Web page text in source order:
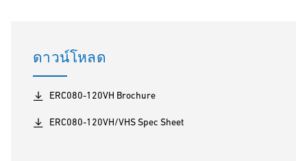
ดาวน์โหลด
ERC080-120VH Brochure
ERC080-120VH/VHS Spec Sheet